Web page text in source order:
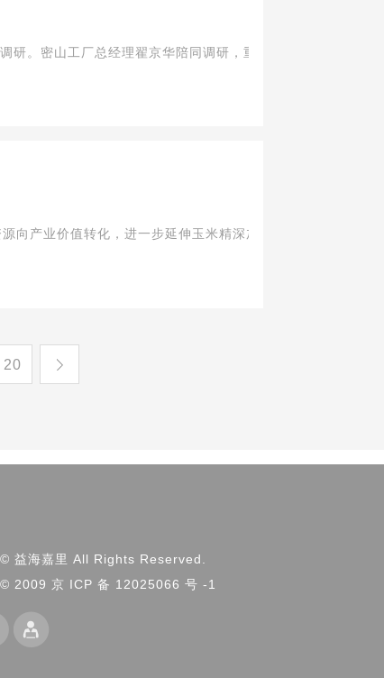
研。密山工厂总经理翟京华陪同调研，重点汇报了集团在大
产业价值转化，进一步延伸玉米精深加工产业链。项目投
20
益海嘉里 All Rights Reserved.
2009 京 ICP 备 12025066 号 -1